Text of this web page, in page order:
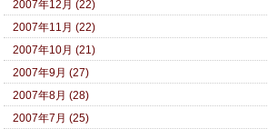
2007年12月 (22)
2007年11月 (22)
2007年10月 (21)
2007年9月 (27)
2007年8月 (28)
2007年7月 (25)